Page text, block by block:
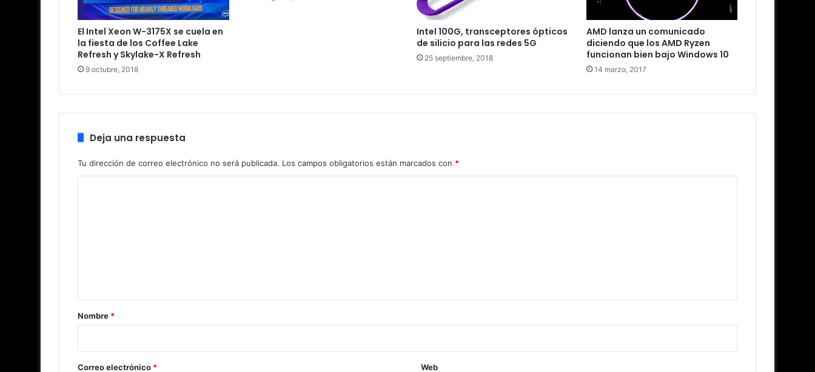
El Intel Xeon W-3175X se cuela en
la fiesta de los Coffee Lake
Refresh y Skylake-X Refresh
9 octubre, 2018
Intel 100G, transceptores ópticos
de silicio para las redes 5G
25 septiembre, 2018
AMD lanza un comunicado
diciendo que los AMD Ryzen
funcionan bien bajo Windows 10
14 marzo, 2017
Deja una respuesta
Tu dirección de correo electrónico no será publicada. Los campos obligatorios están marcados con *
r
*
Nombre *
Correo electrónico * Web